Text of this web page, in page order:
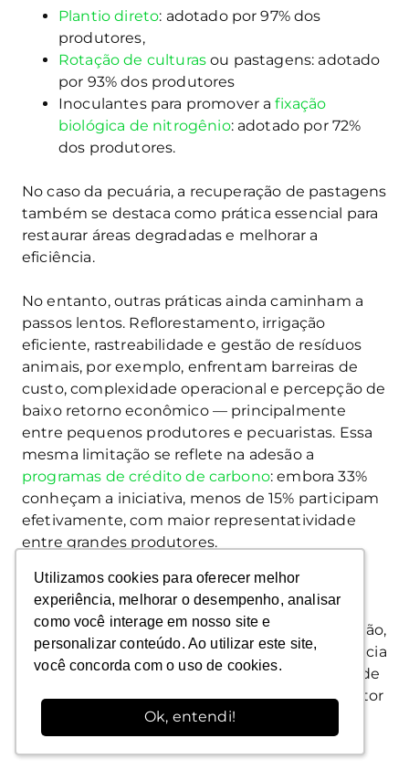
Utilizamos cookies para oferecer melhor
experiência, melhorar o desempenho, analisar
como você interage em nosso site e
personalizar conteúdo. Ao utilizar este site,
você concorda com o uso de cookies.
Ok, entendi!
Utilizamos cookies para oferecer melhor
experiência, melhorar o desempenho, analisar
como você interage em nosso site e
personalizar conteúdo. Ao utilizar este site,
você concorda com o uso de cookies.
Ok, entendi!
Plantio direto: adotado por 97% dos
produtores,
Rotação de culturas ou pastagens: adotado
por 93% dos produtores
Inoculantes para promover afixação
biológica de nitrogênio: adotado por 72%
dos produtores.
No caso da pecuária, a recuperação de pastagens
também se destaca como prática essencial para
restaurar áreas degradadas e melhorar a
eficiência.
No entanto, outras práticas ainda caminham a
passos lentos. Reflorestamento, irrigação
eficiente, rastreabilidade e gestão de resíduos
animais, por exemplo, enfrentam barreiras de
custo, complexidade operacional e percepção de
baixo retorno econômico — principalmente
entre pequenos produtores e pecuaristas. Essa
mesma limitação se reflete na adesão a
programas de crédito de carbono: embora 33%
conheçam a iniciativa, menos de 15% participam
efetivamente, com maior representatividade
entre grandes produtores.
Esses dados revelam que o setor reconhece a
importância da sustentabilidade, mas sua
aplicação ainda é desigual. Para ampliar a adoção,
será fundamental expandir o acesso à assistência
técnica, ao crédito direcionado e a incentivos de
mercado, criando condições para que o produtor
veja retorno concreto em suas escolhas.